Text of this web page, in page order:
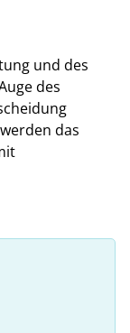
und des
des
das